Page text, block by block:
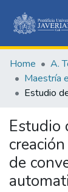
Home A.
Estudio
de